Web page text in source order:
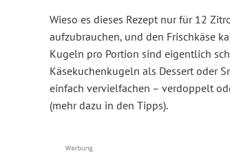
Wieso es dieses Rezept nur für 12
aufzubrauchen, und den Frischkäse
Kugeln pro Portion sind eigentlich
Käsekuchenkugeln als Dessert oder
einfach vervielfachen – verdoppelt
(mehr dazu in den Tipps).